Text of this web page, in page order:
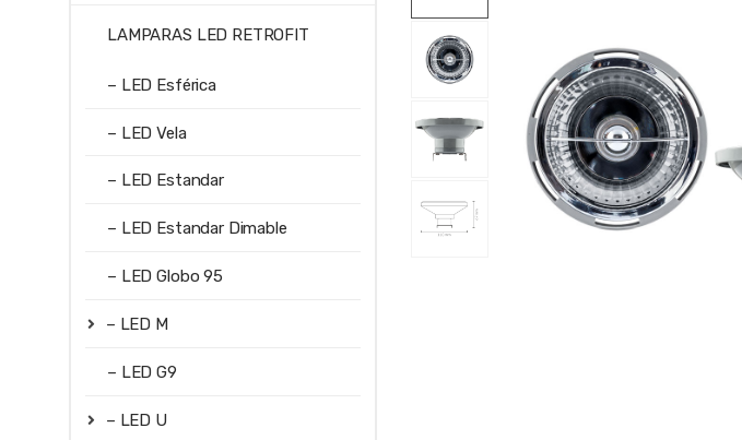
LAMPARAS LED RETROFIT
– LED Esférica
– LED Vela
– LED Estandar
– LED Estandar Dimable
– LED Globo 95
– LED M
– LED G9
– LED U